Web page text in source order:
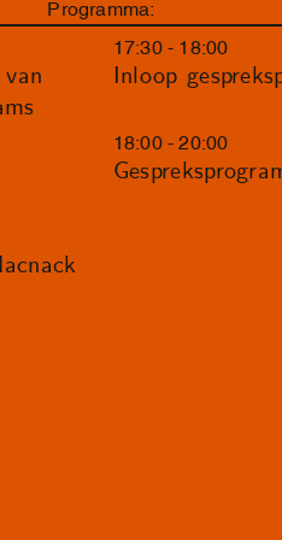
Programma:
17:30 - 18:00
Inloop
18:00 - 20:00